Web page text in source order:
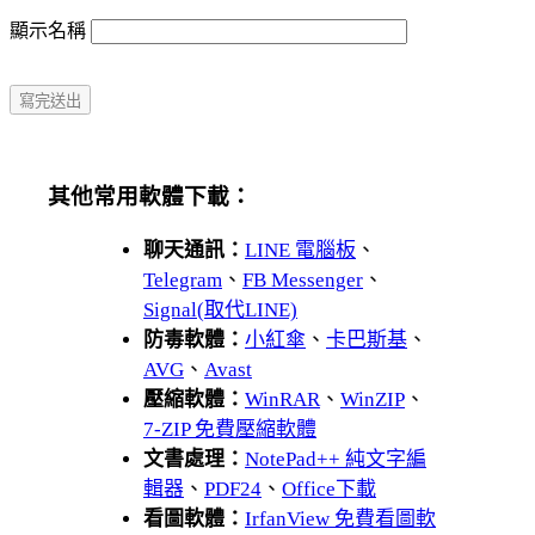
顯示名稱
其他常用軟體下載：
聊天通訊： LINE 電腦板 、
Telegram 、 FB Messenger 、
Signal(取代LINE)
防毒軟體： 小紅傘 、 卡巴斯基 、
AVG 、 Avast
壓縮軟體： WinRAR、 WinZIP 、
7-ZIP 免費壓縮軟體
文書處理： NotePad++ 純文字編
輯器 、 PDF24 、 Office下載
看圖軟體： IrfanView 免費看圖軟